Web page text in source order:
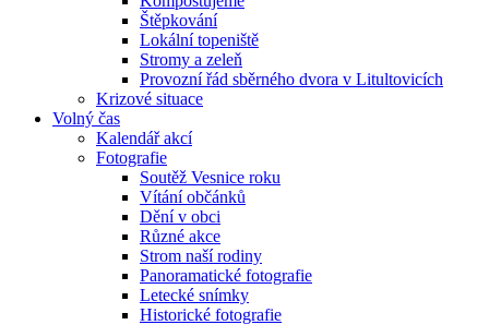
Štěpkování
Lokální topeniště
Stromy a zeleň
Provozní řád sběrného dvora v Litultovicích
Krizové situace
Volný čas
Kalendář akcí
Fotografie
Soutěž Vesnice roku
Vítání občánků
Dění v obci
Různé akce
Strom naší rodiny
Panoramatické fotografie
Letecké snímky
Historické fotografie